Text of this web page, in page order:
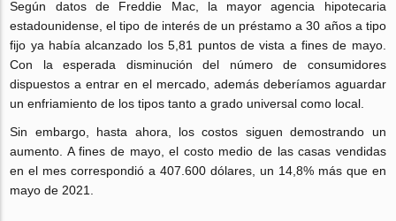
Según datos de Freddie Mac, la mayor agencia hipotecaria
estadounidense, el tipo de interés de un préstamo a 30 años a tipo
fijo ya había alcanzado los 5,81 puntos de vista a fines de mayo.
Con la esperada disminución del número de consumidores
dispuestos a entrar en el mercado, además deberíamos aguardar
un enfriamiento de los tipos tanto a grado universal como local.
Sin embargo, hasta ahora, los costos siguen demostrando un
aumento. A fines de mayo, el costo medio de las casas vendidas
en el mes correspondió a 407.600 dólares, un 14,8% más que en
mayo de 2021.